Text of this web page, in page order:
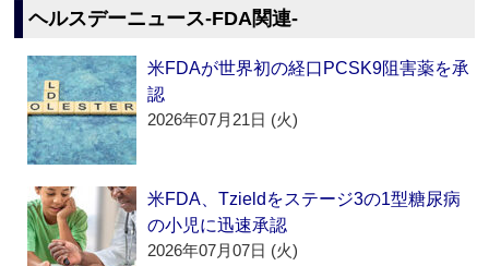
ヘルスデーニュース‐FDA関連‐
米FDAが世界初の経口PCSK9阻害薬を承
認
2026年07月21日 (火)
米FDA、Tzieldをステージ3の1型糖尿病
の小児に迅速承認
2026年07月07日 (火)